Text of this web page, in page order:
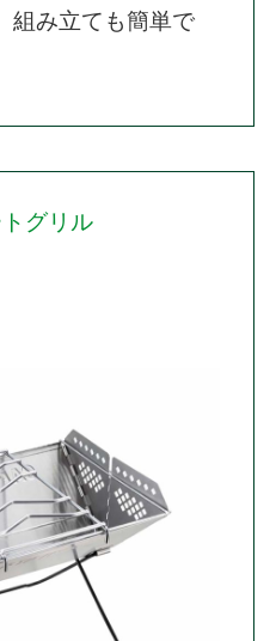
組み立ても簡単で
グリル